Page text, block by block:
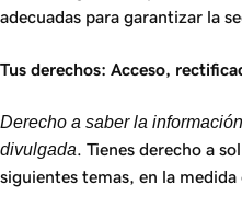
adecuadas para garantizar la
Tus derechos: Acceso,
Derecho a saber la
divulgada . Tienes derecho a
siguientes temas, en la